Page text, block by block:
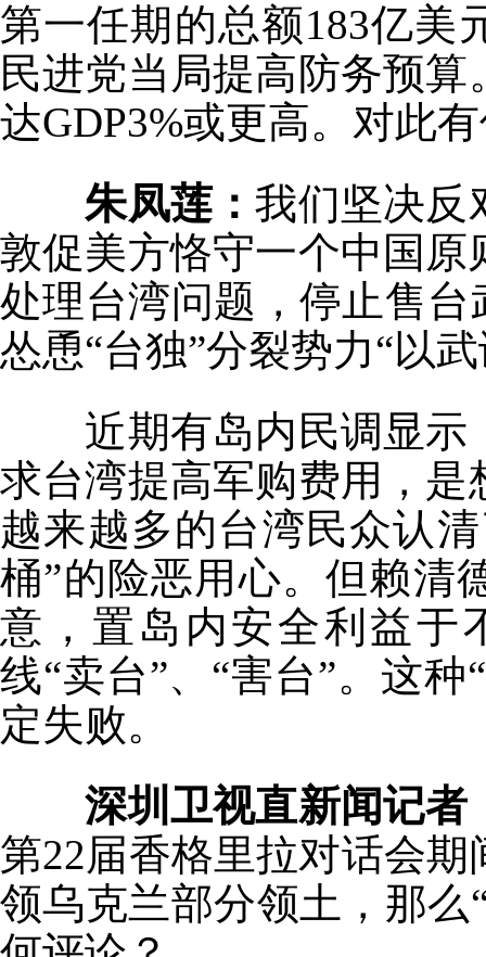
第一任期的总额183亿美
民进党当局提高防务预
达GDP3%或更高。对此
朱凤莲：我们坚决反
敦促美方恪守一个中国
处理台湾问题，停止售
怂恿“台独”分裂势力“以
近期有岛内民调显
求台湾提高军购费用，
越来越多的台湾民众认
桶”的险恶用心。但赖清
意，置岛内安全利益于
线“卖台”、“害台”。这
定失败。
深圳卫视直新闻记者
第22届香格里拉对话会
领乌克兰部分领土，那